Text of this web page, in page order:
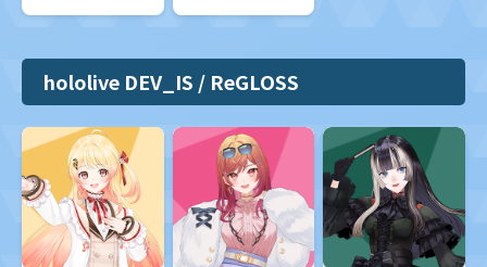
hololive DEV_IS / ReGLOSS